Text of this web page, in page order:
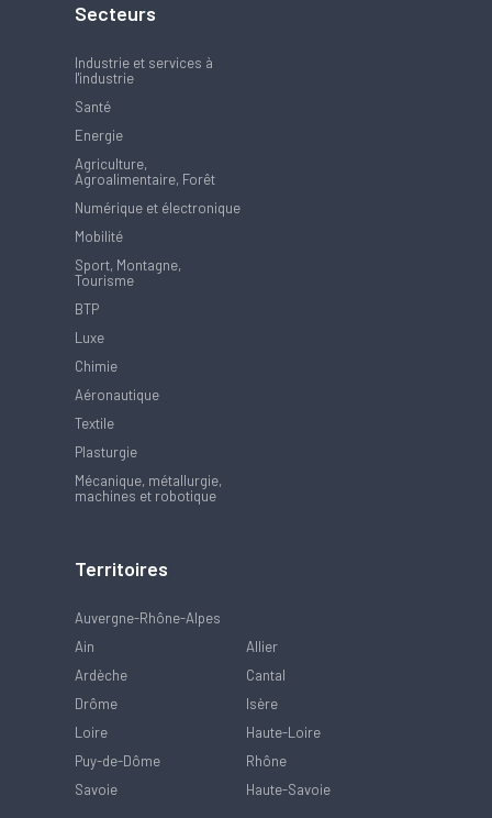
Secteurs
Industrie et services à
l'industrie
Santé
Energie
Agriculture,
Agroalimentaire, Forêt
Numérique et électronique
Mobilité
Sport, Montagne,
Tourisme
BTP
Luxe
Chimie
Aéronautique
Textile
Plasturgie
Mécanique, métallurgie,
machines et robotique
Territoires
Auvergne-Rhône-Alpes
Ain
Allier
Ardèche
Cantal
Drôme
Isère
Loire
Haute-Loire
Puy-de-Dôme
Rhône
Savoie
Haute-Savoie